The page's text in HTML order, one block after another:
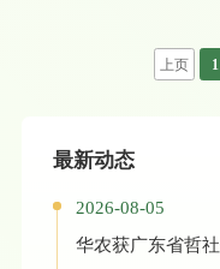
如何利用人工智能，通过统计学的
们更好地理解和应对经济与社会领
上页 1
最新动态
2026-08-05